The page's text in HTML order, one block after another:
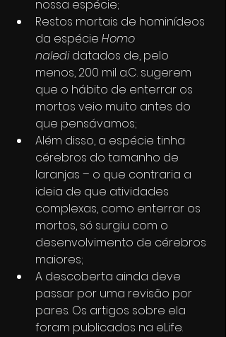
nossa espécie;
Restos mortais de hominídeos
da espécie Homo
naledi datados de, pelo
menos, 200 mil a.C. sugerem
que o hábito de enterrar os
mortos veio muito antes do
que pensávamos;
Além disso, a espécie tinha
cérebros do tamanho de
laranjas – o que contraria a
ideia de que atividades
complexas, como enterrar os
mortos, só surgiu com o
desenvolvimento de cérebros
maiores;
A descoberta ainda deve
passar por uma revisão por
pares. Os artigos sobre ela
foram publicados na eLife.